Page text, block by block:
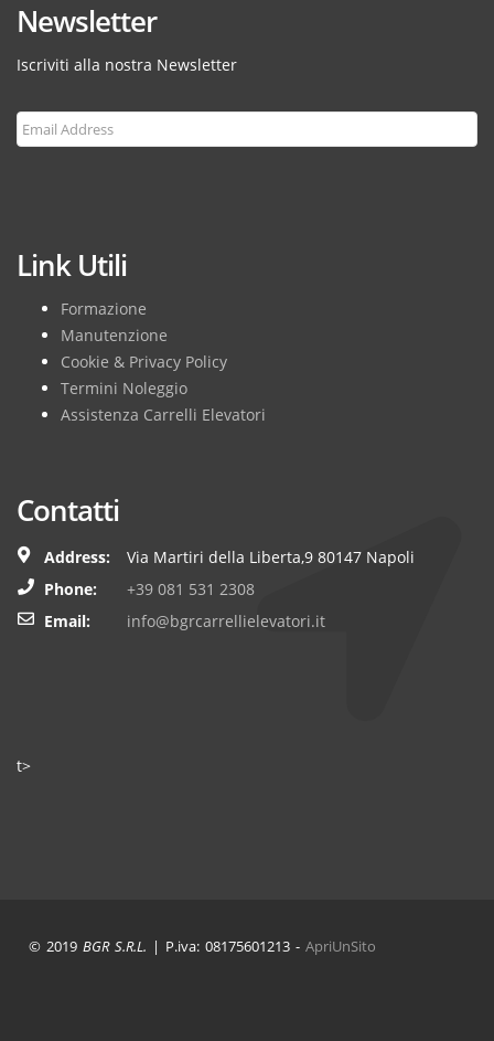
Newsletter
Iscriviti alla nostra Newsletter
Link Utili
Formazione
Manutenzione
Cookie & Privacy Policy
Termini Noleggio
Assistenza Carrelli Elevatori
Contatti
Address:
Via Martiri della Liberta,9 80147 Napoli
Phone:
+39 081 531 2308
Email:
info@bgrcarrellielevatori.it
t>
© 2019 BGR S.R.L. | P.iva: 08175601213 - ApriUnSito